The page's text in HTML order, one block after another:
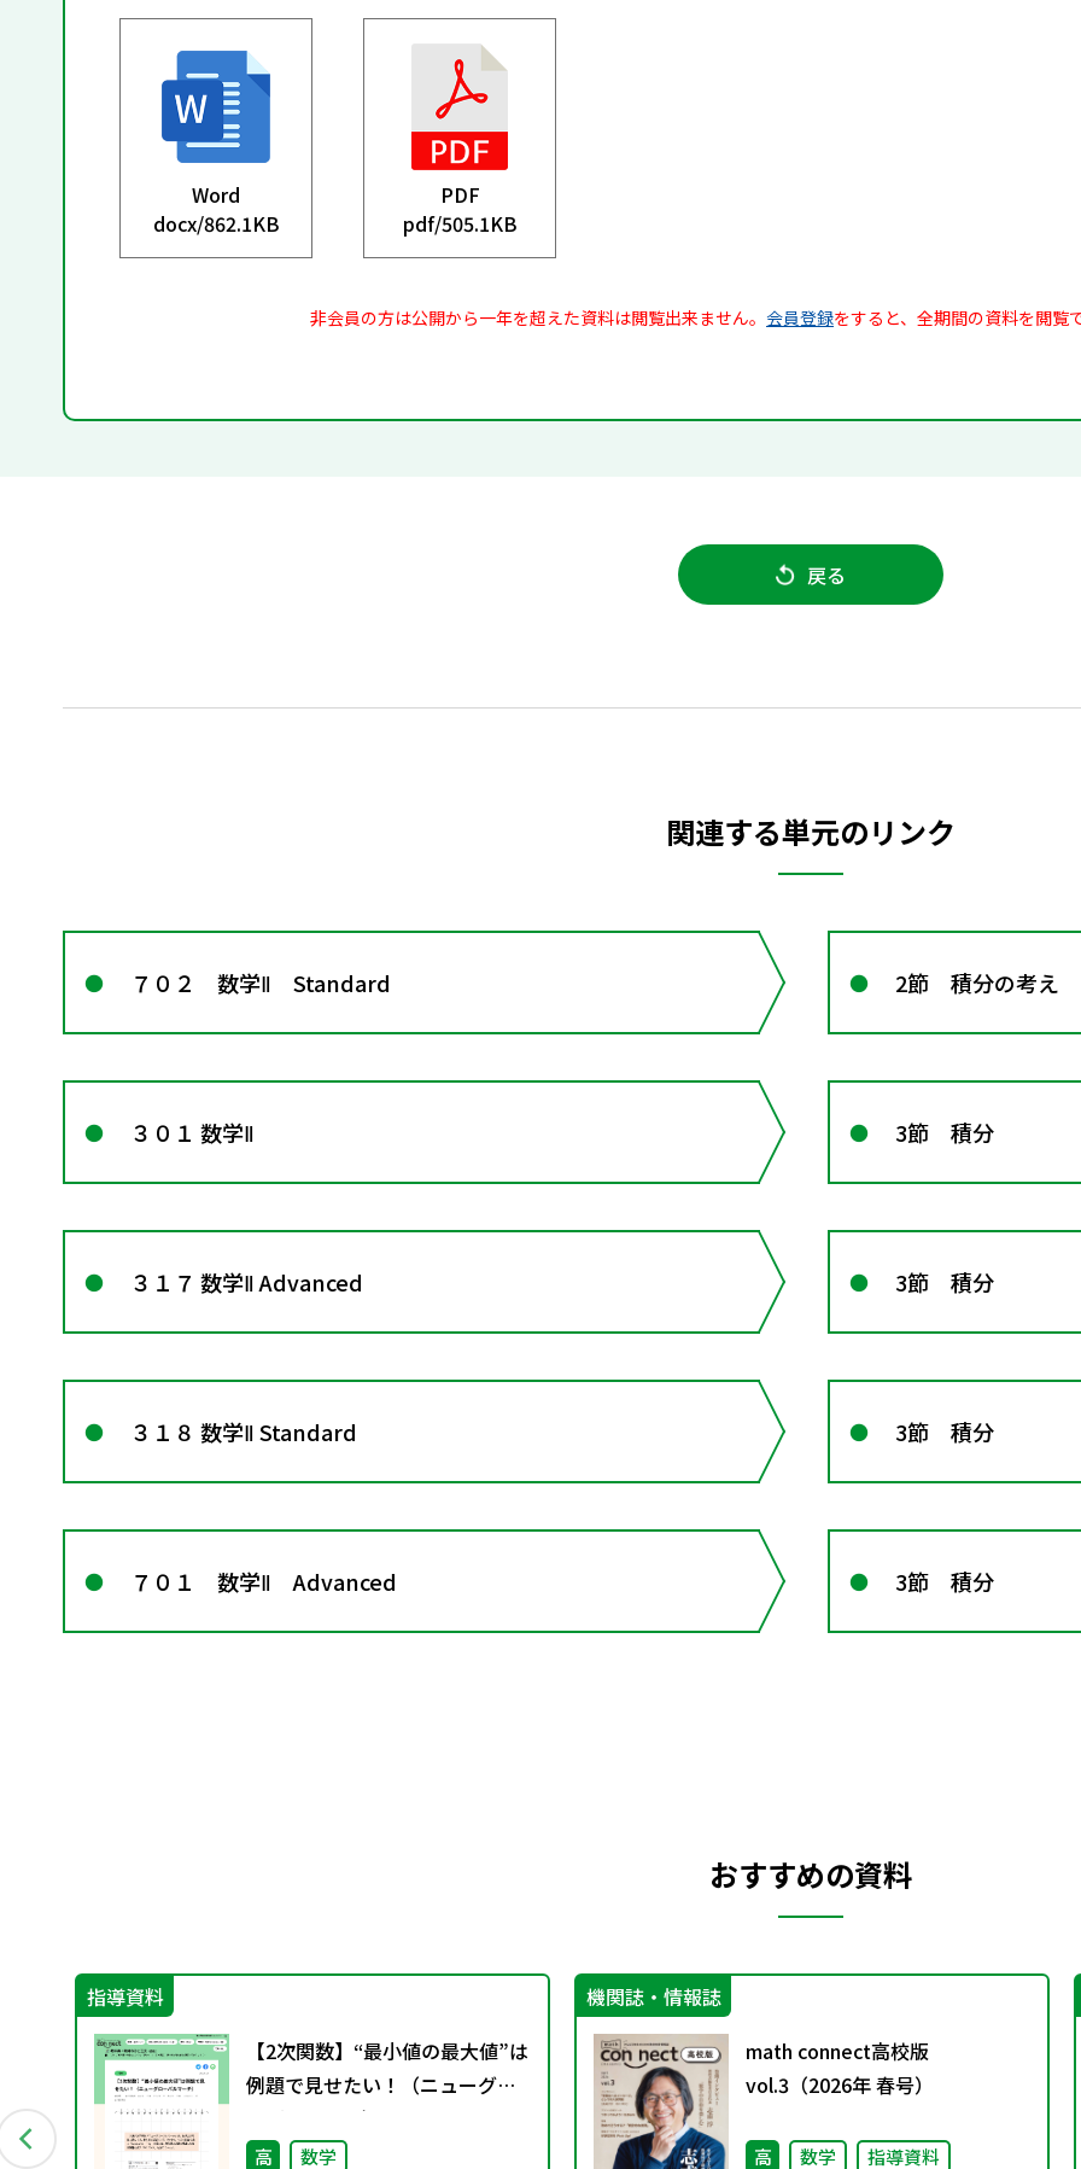
Word
docx/862.1KB
PDF
pdf/505.1KB
非会員の方は公開から一年を超えた資料は閲覧出来ません。 会員登録をすると、全期間の資料を閲覧
戻る
関連する単元のリンク
７０２ 数学Ⅱ Standard 2節 積分の考え
３０１ 数学Ⅱ 3節 積分
３１７ 数学Ⅱ Advanced 3節 積分
３１８ 数学Ⅱ Standard 3節 積分
７０１ 数学Ⅱ Advanced 3節 積分
おすすめの資料
指導資料
【2次関数】“最小値の最大値”は
例題で見せたい！（ニューグロ
ーバルマーチ）
高 数学
機関誌・情報誌
math connect高校版
vol.3（2026年 春号）
高 数学 指導資料